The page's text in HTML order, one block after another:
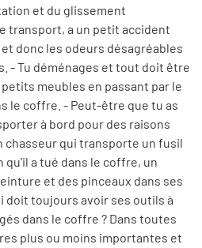
et du glissement
transport, a un petit accident
donc les odeurs désagréables
- Tu déménages et tout doit être
meubles en passant par le
le coffre. - Peut-être que tu as
à bord pour des raisons
qui transporte un fusil
a tué dans le coffre, un
et des pinceaux dans ses
doit toujours avoir ses outils à
dans le coffre ? Dans toutes
plus ou moins importantes et